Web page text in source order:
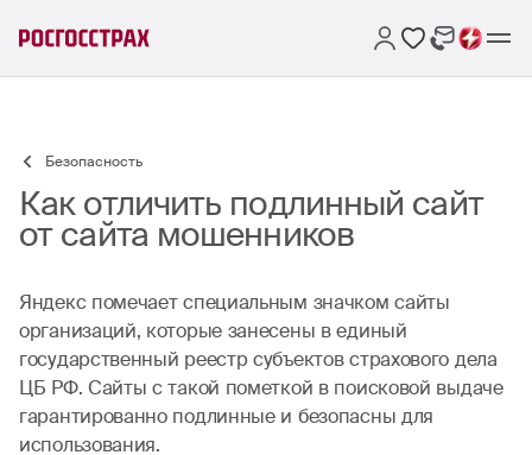
Безопасность
Как отличить подлинный сайт
от сайта мошенников
Яндекс помечает специальным значком сайты
организаций, которые занесены в единый
государственный реестр субъектов страхового дела
ЦБ РФ. Сайты с такой пометкой в поисковой выдаче
гарантированно подлинные и безопасны для
использования.